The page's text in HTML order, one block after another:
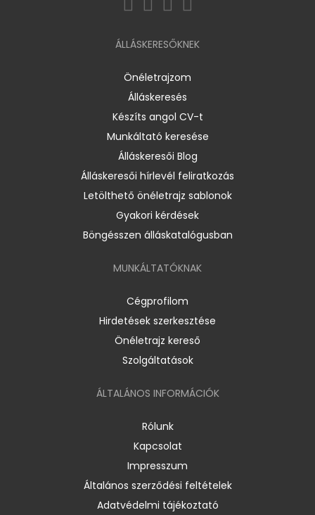
ÁLLÁSKERESŐKNEK
Önéletrajzom
Álláskeresés
Készíts angol CV-t
Munkáltató keresése
Álláskeresői Blog
Álláskeresői hírlevél feliratkozás
Letölthető önéletrajz sablonok
Gyakori kérdések
Böngésszen álláskatalógusban
MUNKÁLTATÓKNAK
Cégprofilom
Hirdetések szerkesztése
Önéletrajz kereső
Szolgáltatások
ÁLTALÁNOS INFORMÁCIÓK
Rólunk
Kapcsolat
Impresszum
Általános szerződési feltételek
Adatvédelmi tájékoztató